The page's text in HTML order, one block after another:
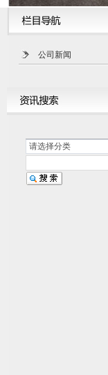
公司新闻
请选择分类